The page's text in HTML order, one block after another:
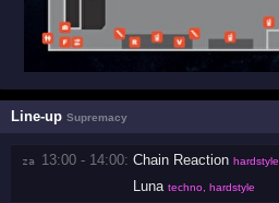
Line-upSupremacy
za 13:00 - 14:00: Chain Reaction hardstyle
Luna techno, hardstyle